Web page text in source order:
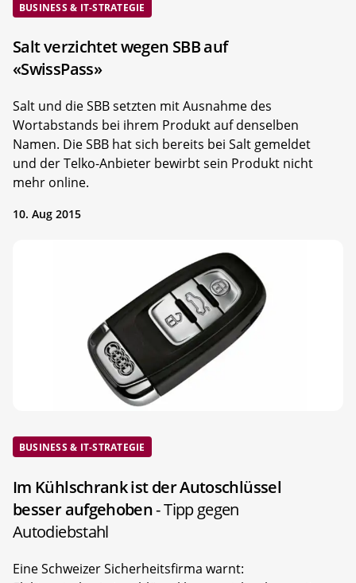
BUSINESS & IT-STRATEGIE
Salt verzichtet wegen SBB auf
«SwissPass»
Salt und die SBB setzten mit Ausnahme des
Wortabstands bei ihrem Produkt auf denselben
Namen. Die SBB hat sich bereits bei Salt gemeldet
und der Telko-Anbieter bewirbt sein Produkt nicht
mehr online.
10. Aug 2015
BUSINESS & IT-STRATEGIE
Im Kühlschrank ist der Autoschlüssel
besser aufgehoben- Tipp gegen
Autodiebstahl
Eine Schweizer Sicherheitsfirma warnt: